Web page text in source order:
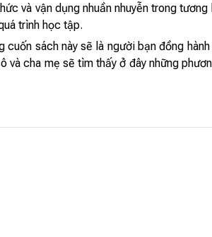
và vận dụng nhuần nhuyễn trong
trình học tập.
cuốn sách này sẽ là người bạn đồng
và cha mẹ sẽ tìm thấy ở đây những